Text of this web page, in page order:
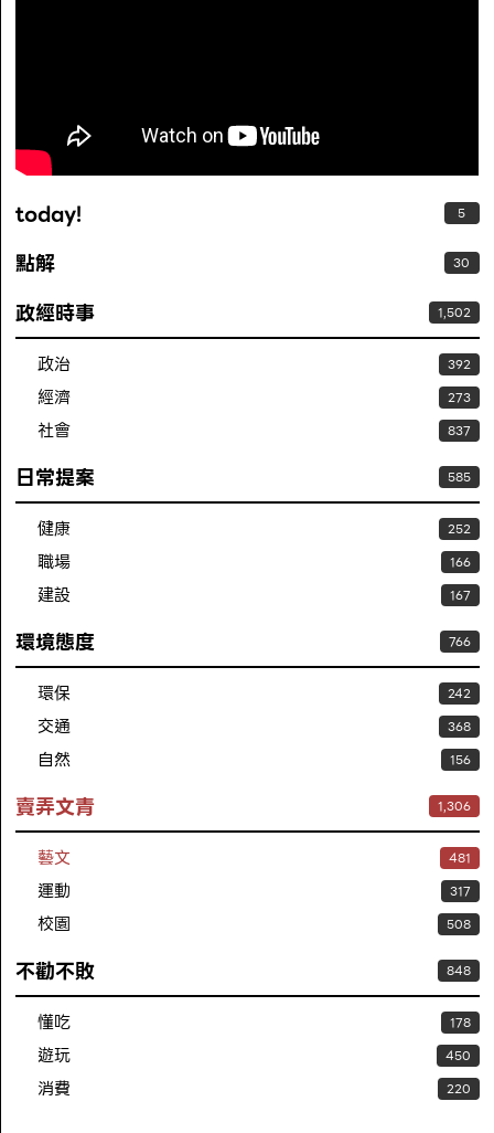
today! 5
點解 30
政經時事 1,502
政治 392
經濟 273
社會 837
日常提案 585
健康 252
職場 166
建設 167
環境態度 766
環保 242
交通 368
自然 156
賣弄文青 1,306
藝文 481
運動 317
校園 508
不勸不敗 848
懂吃 178
遊玩 450
消費 220